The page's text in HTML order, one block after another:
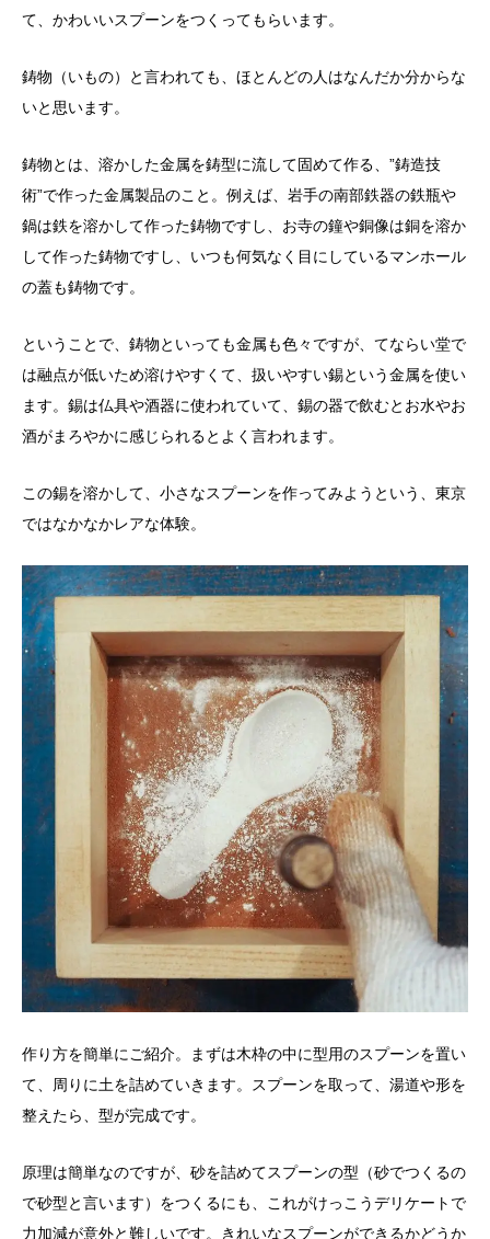
て、かわいいスプーンをつくってもらいます。
鋳物（いもの）と言われても、ほとんどの人はなんだか分からな
いと思います。
鋳物とは、溶かした金属を鋳型に流して固めて作る、”鋳造技
術”で作った金属製品のこと。例えば、岩手の南部鉄器の鉄瓶や
鍋は鉄を溶かして作った鋳物ですし、お寺の鐘や銅像は銅を溶か
して作った鋳物ですし、いつも何気なく目にしているマンホール
の蓋も鋳物です。
ということで、鋳物といっても金属も色々ですが、てならい堂で
は融点が低いため溶けやすくて、扱いやすい錫という金属を使い
ます。錫は仏具や酒器に使われていて、錫の器で飲むとお水やお
酒がまろやかに感じられるとよく言われます。
この錫を溶かして、小さなスプーンを作ってみようという、東京
ではなかなかレアな体験。
作り方を簡単にご紹介。まずは木枠の中に型用のスプーンを置い
て、周りに土を詰めていきます。スプーンを取って、湯道や形を
整えたら、型が完成です。
原理は簡単なのですが、砂を詰めてスプーンの型（砂でつくるの
で砂型と言います）をつくるにも、これがけっこうデリケートで
力加減が意外と難しいです。きれいなスプーンができるかどうか